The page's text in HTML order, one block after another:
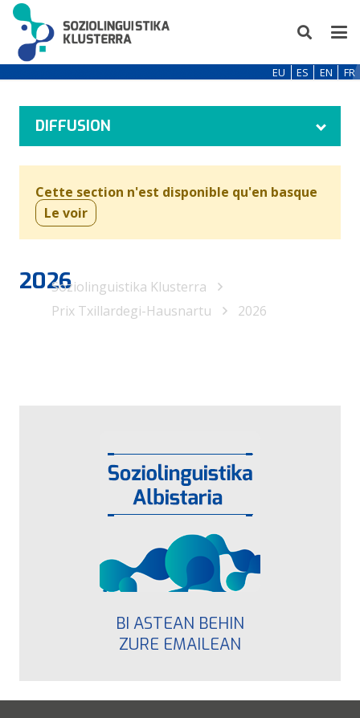
EU ES EN FR
DIFFUSION
Cette section n'est disponible qu'en basque
Le voir
2026Soziolinguistika Klusterra
Prix Txillardegi-Hausnartu
2026
BI ASTEAN BEHIN
ZURE EMAILEAN